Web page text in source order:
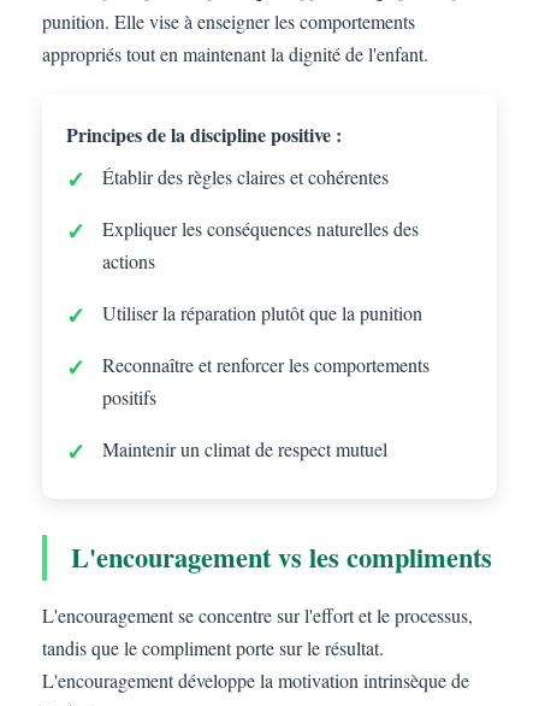
punition. Elle vise à enseigner les comportements
appropriés tout en maintenant la dignité de l'enfant.
Principes de la discipline positive :
Établir des règles claires et cohérentes
Expliquer les conséquences naturelles des
actions
Utiliser la réparation plutôt que la punition
Reconnaître et renforcer les comportements
positifs
Maintenir un climat de respect mutuel
L'encouragement vs les compliments
L'encouragement se concentre sur l'effort et le processus,
tandis que le compliment porte sur le résultat.
L'encouragement développe la motivation intrinsèque de